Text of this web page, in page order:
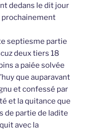
dedans le dit jour
prochainement
septiesme partie
deux tiers 18
a paiée solvée
que auparavant
et confessé par
et la quitance que
de partie de ladite
avec la